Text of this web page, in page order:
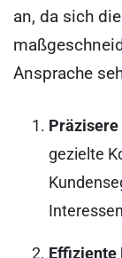
an, da sich
Ansprache
gezielte
Effiziente